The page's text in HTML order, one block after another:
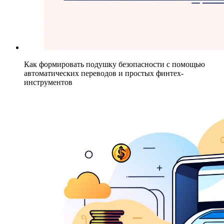
Как формировать подушку безопасности с помощью
автоматических переводов и простых финтех-
инструментов